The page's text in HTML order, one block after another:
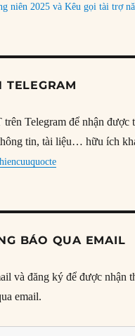
niên 2025 và Kêu gọi tài trợ
TELEGRAM
Telegram để nhận được
tin, tài liệu… hữu ích
BÁO QUA EMAIL
và đăng ký để được nhận
email.